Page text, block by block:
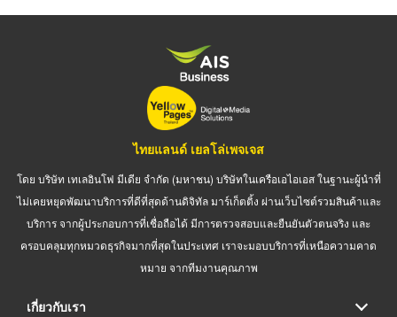
ไทยแลนด์ เยลโล่เพจเจส
โดย บริษัท เทเลอินโฟ มีเดีย จำกัด (มหาชน) บริษัทในเครือเอไอเอส ในฐานะผู้นำที่
ไม่เคยหยุดพัฒนาบริการที่ดีที่สุดด้านดิจิทัล มาร์เก็ตติ้ง ผ่านเว็บไซต์รวมสินค้าและ
บริการ จากผู้ประกอบการที่เชื่อถือได้ มีการตรวจสอบและยืนยันตัวตนจริง และ
ครอบคลุมทุกหมวดธุรกิจมากที่สุดในประเทศ เราจะมอบบริการที่เหนือความคาด
หมาย จากทีมงานคุณภาพ
เกี่ยวกับเรา